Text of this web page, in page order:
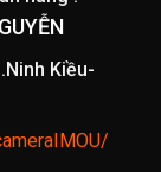
Kiều-